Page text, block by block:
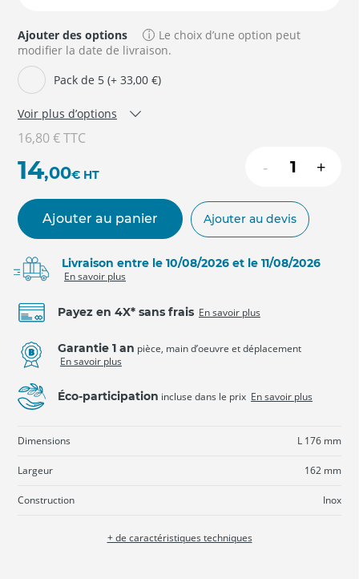
Ajouter des options
Le choix d’une option peut
modifier la date de livraison.
Pack de 5 (+ 33,00 €)
Voir plus d’options
16,80 €TTC
14,00€ HT - +
Ajouter au panier Ajouter au devis
Livraison entre le 10/08/2026 et le 11/08/2026
En savoir plus
Payez en 4X* sans frais En savoir plus
Garantie 1 an pièce, main d’oeuvre et déplacement
En savoir plus
Éco-participation incluse dans le prix En savoir plus
Dimensions L 176 mm
Largeur 162 mm
Construction Inox
+ de caractéristiques techniques